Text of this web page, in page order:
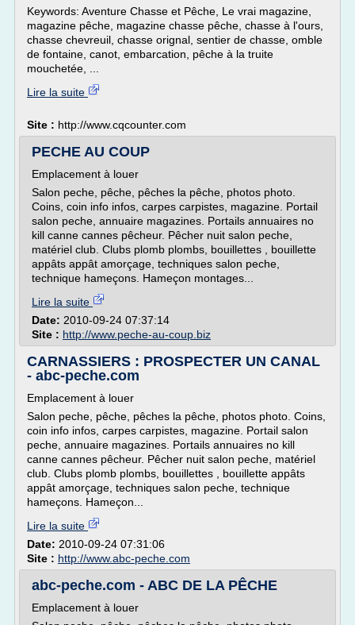
Keywords: Aventure Chasse et Pêche, Le vrai magazine,
magazine pêche, magazine chasse pêche, chasse à l'ours,
chasse chevreuil, chasse orignal, sentier de chasse, omble
de fontaine, canot, embarcation, pêche à la truite
mouchetée, ...
Lire la suite
Site : http://www.cqcounter.com
PECHE AU COUP
Emplacement à louer
Salon peche, pêche, pêches la pêche, photos photo.
Coins, coin info infos, carpes carpistes, magazine. Portail
salon peche, annuaire magazines. Portails annuaires no
kill canne cannes pêcheur. Pêcher nuit salon peche,
matériel club. Clubs plomb plombs, bouillettes , bouillette
appâts appât amorçage, techniques salon peche,
technique hameçons. Hameçon montages...
Lire la suite
Date: 2010-09-24 07:37:14
Site : http://www.peche-au-coup.biz
CARNASSIERS : PROSPECTER UN CANAL
- abc-peche.com
Emplacement à louer
Salon peche, pêche, pêches la pêche, photos photo. Coins,
coin info infos, carpes carpistes, magazine. Portail salon
peche, annuaire magazines. Portails annuaires no kill
canne cannes pêcheur. Pêcher nuit salon peche, matériel
club. Clubs plomb plombs, bouillettes , bouillette appâts
appât amorçage, techniques salon peche, technique
hameçons. Hameçon...
Lire la suite
Date: 2010-09-24 07:31:06
Site : http://www.abc-peche.com
abc-peche.com - ABC DE LA PÊCHE
Emplacement à louer